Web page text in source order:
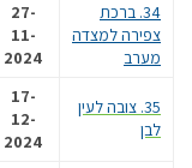
34. ברכת
צפירה למצדה
מערב
27-
11-
2024
35. צובה לעין
לבן
17-
12-
2024